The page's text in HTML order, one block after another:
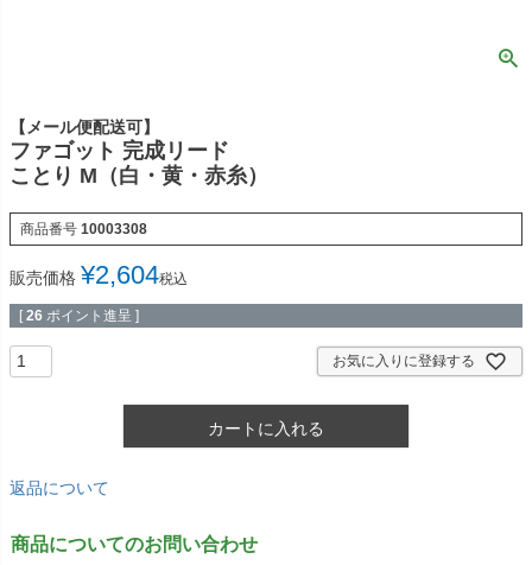
【メール便配送可】
ファゴット 完成リード
ことり M（白・黄・赤糸）
商品番号 10003308
販売価格 ¥2,604税込
[ 26 ポイント進呈 ]
お気に入りに登録する
カートに入れる
返品について
商品についてのお問い合わせ